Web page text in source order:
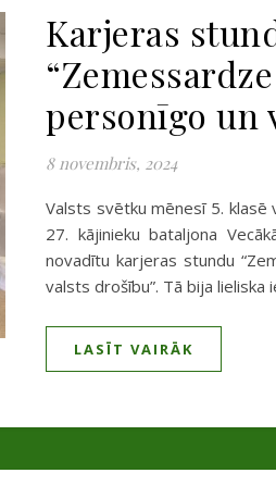
Karjeras
personīgo un
8 novembris, 2024
Valsts svētku mēnesī 5. klasē
27. kājinieku bataljona
novadītu karjeras stundu
valsts drošību”. Tā bija
LASĪT VAIRĀK